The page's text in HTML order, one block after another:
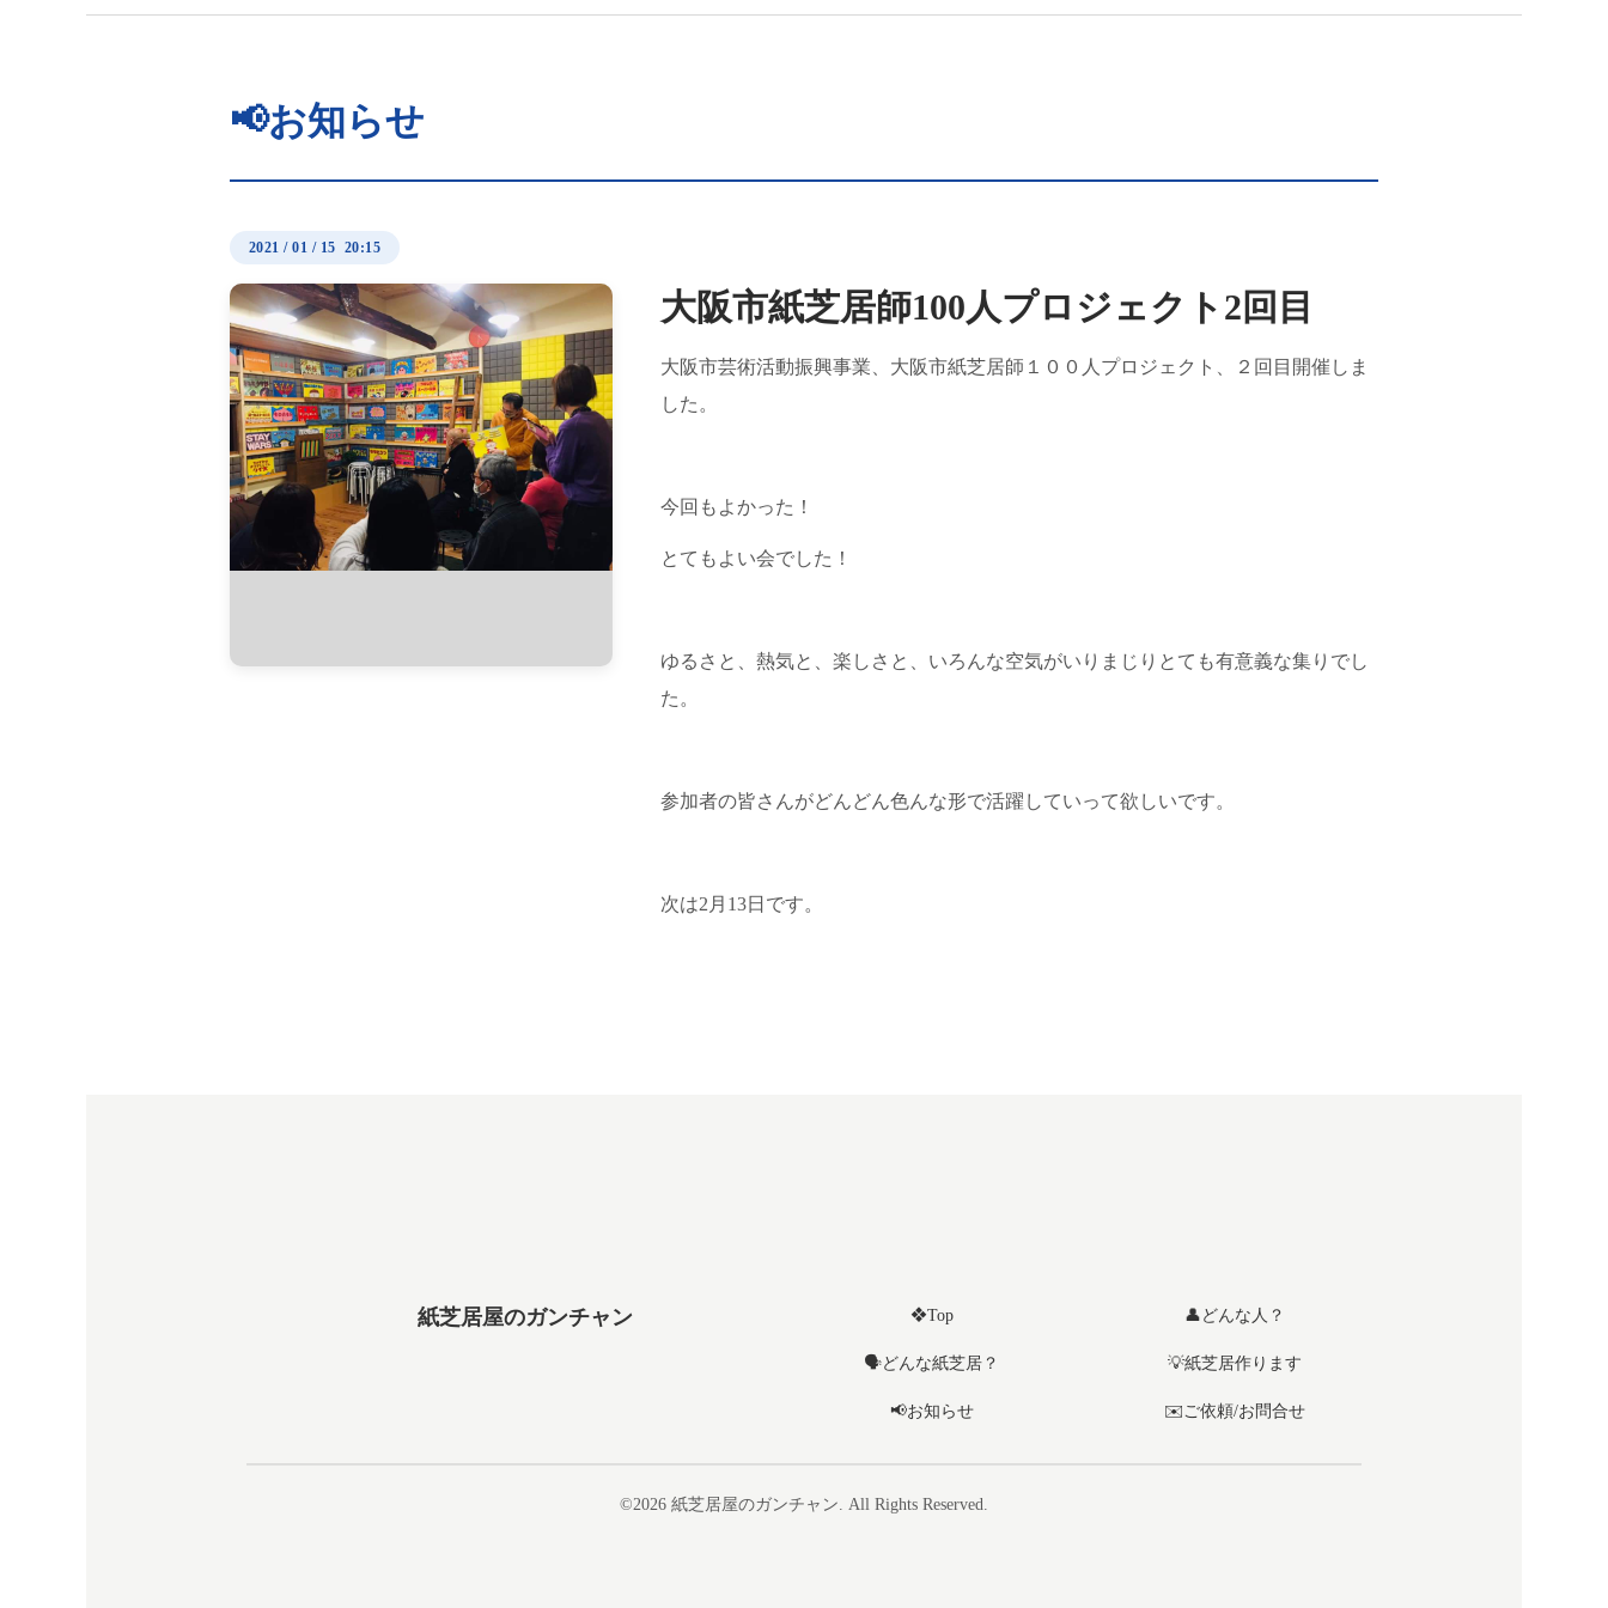
📢お知らせ
2021 /01 / 15 20:15
大阪市紙芝居師100人プロジェクト2回目
大阪市芸術活動振興事業、大阪市紙芝居師１００人プロジェクト、２回目開催しま
した。
今回もよかった！
とてもよい会でした！
ゆるさと、熱気と、楽しさと、いろんな空気がいりまじりとても有意義な集りでし
た。
参加者の皆さんがどんどん色んな形で活躍していって欲しいです。
次は2月13日です。
紙芝居屋のガンチャン ❖Top 👤どんな人？
🗣️どんな紙芝居？ 💡紙芝居作ります
📢お知らせ ✉️ご依頼/お問合せ
©2026 紙芝居屋のガンチャン. All Rights Reserved.